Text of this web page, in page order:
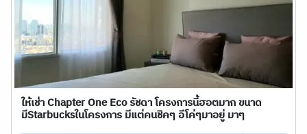
ให้เช่า Chapter One Eco รัชดา โครงการนี้ฮอตมาก ขนาด
มีStarbucksในโครงการ มีแต่คนชิคๆ อีโค่ๆมาอยู่ มาๆ